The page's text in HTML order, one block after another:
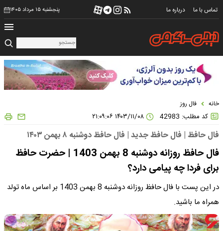
تماس با ما درباره ما پنجشنبه ۱۵ مرداد ۱۴۰۵
خانه فال روز
کد مطلب: 42983
فال حافظ | فال حافظ جدید | فال حافظ دوشنبه ۸ بهمن ۱۴۰۳
فال حافظ روزانه دوشنبه 8 بهمن 1403 | حضرت حافظ
برای فردا چه پیامی دارد؟
در این پست با فال حافظ روزانه دوشنبه 8 بهمن 1403 بر اساس ماه تولد
همراه ما باشید.